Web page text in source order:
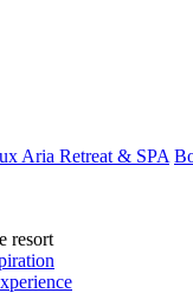
Aria Retreat & SPA
resort